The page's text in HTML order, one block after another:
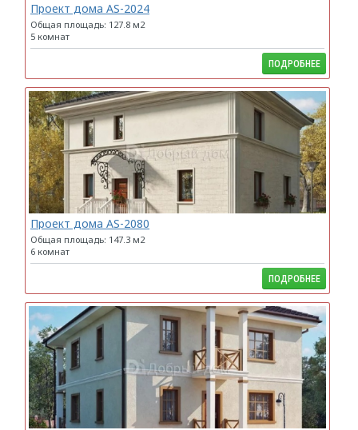
Проект дома AS-2024
Общая площадь: 127.8 м2
5 комнат
ПОДРОБНЕЕ
Проект дома AS-2080
Общая площадь: 147.3 м2
6 комнат
ПОДРОБНЕЕ